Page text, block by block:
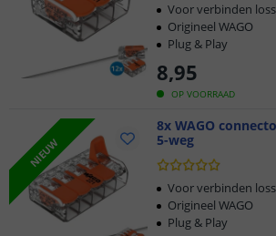
OP VOORRAAD
8,95
Voor verbinden
Origineel WAGO
Plug & Play
NIEUW
8x WAGO
5-weg
Voor verbinden
Origineel WAGO
Plug & Play